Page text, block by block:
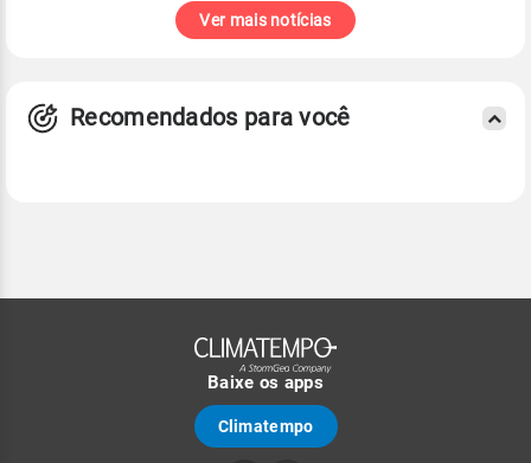
Ver mais notícias
Recomendados para você
Baixe os apps
Climatempo